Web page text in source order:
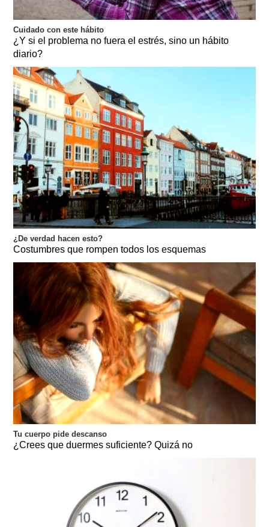
Cuidado con este hábito
¿Y si el problema no fuera el estrés, sino un hábito
diario?
¿De verdad hacen esto?
Costumbres que rompen todos los esquemas
Tu cuerpo pide descanso
¿Crees que duermes suficiente? Quizá no